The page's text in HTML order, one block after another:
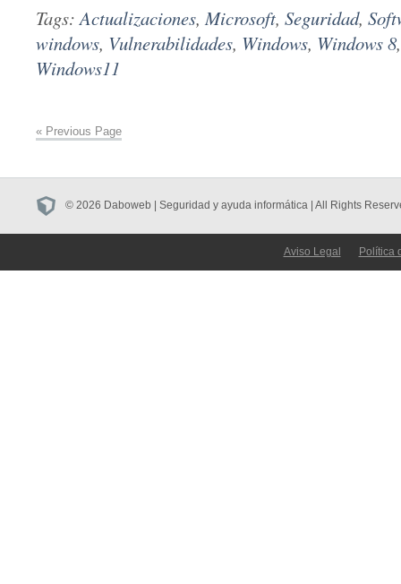
Tags:Actualizaciones,Microsoft, Seguridad,
windows, Vulnerabilidades, Windows, Windows 8
Windows11
« Previous Page
© 2026 Daboweb | Seguridad y ayuda informática | All Rights
Aviso Legal Política